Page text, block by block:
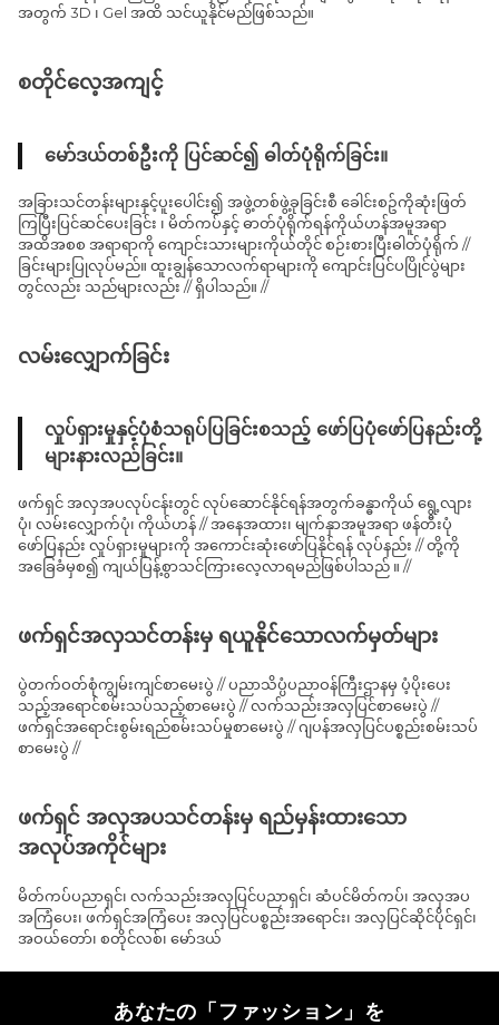
အတွက် 3D ၊ Gel အထိ သင်ယူနိုင်မည်ဖြစ်သည်။
စတိုင်လေ့အကျင့်
မော်ဒယ်တစ်ဦးကို ပြင်ဆင်၍ ဓါတ်ပုံရိုက်ခြင်း။
အခြားသင်တန်းများနှင့်ပူးပေါင်း၍ အဖွဲ့တစ်ဖွဲ့ခုခြင်းစီ ခေါင်းစဥ်ကိုဆုံးဖြတ်
ကြပြီးပြင်ဆင်ပေးခြင်း ၊ မိတ်ကပ်နှင့် ဓာတ်ပုံရိုက်ရန်ကိုယ်ဟန်အမူအရာ
အထိအစစ အရာရာကို ကျောင်းသားများကိုယ်တိုင် စဉ်းစားပြီးဓါတ်ပုံရိုက် //
ခြင်းများပြုလုပ်မည်။ ထူးချွန်သောလက်ရာများကို ကျောင်းပြင်ပပြိုင်ပွဲများ
တွင်လည်း သည်များလည်း // ရှိပါသည်။ //
လမ်းလျှောက်ခြင်း
လှုပ်ရှားမှုနှင့်ပုံစံသရုပ်ပြခြင်းစသည့် ဖော်ပြပုံဖော်ပြနည်းတို့
များနားလည်ခြင်း။
ဖက်ရှင် အလှအပလုပ်ငန်းတွင် လုပ်ဆောင်နိုင်ရန်အတွက်ခန္ဓာကိုယ် ရွေ့လျား
ပုံ၊ လမ်းလျှောက်ပုံ၊ ကိုယ်ဟန် // အနေအထား၊ မျက်နှာအမူအရာ ဖန်တီးပုံ
ဖော်ပြနည်း လှုပ်ရှားမှုများကို အကောင်းဆုံးဖော်ပြနိုင်ရန် လုပ်နည်း // တို့ကို
အခြေခံမှစ၍ ကျယ်ပြန့်စွာသင်ကြားလေ့လာရမည်ဖြစ်ပါသည် ။ //
ဖက်ရှင်အလှသင်တန်းမှ ရယူနိုင်သောလက်မှတ်များ
ပွဲတက်ဝတ်စုံကျွမ်းကျင်စာမေးပွဲ // ပညာသိပ္ပံပညာဝန်ကြီးဌာနမှ ပံ့ပိုးပေး
သည့်အရောင်စမ်းသပ်သည့်စာမေးပွဲ // လက်သည်းအလှပြင်စာမေးပွဲ //
ဖက်ရှင်အရောင်းစွမ်းရည်စမ်းသပ်မှုစာမေးပွဲ // ဂျပန်အလှပြင်ပစ္စည်းစမ်းသပ်
စာမေးပွဲ //
ဖက်ရှင် အလှအပသင်တန်းမှ ရည်မှန်းထားသော
အလုပ်အကိုင်များ
မိတ်ကပ်ပညာရှင်၊ လက်သည်းအလှပြင်ပညာရှင်၊ ဆံပင်မိတ်ကပ်၊ အလှအပ
အကြံပေး၊ ဖက်ရှင်အကြံပေး အလှပြင်ပစ္စည်းအရောင်း၊ အလှပြင်ဆိုင်ပိုင်ရှင်၊
အဝယ်တော်၊ စတိုင်လစ်၊ မော်ဒယ်
あなたの「ファッション」を